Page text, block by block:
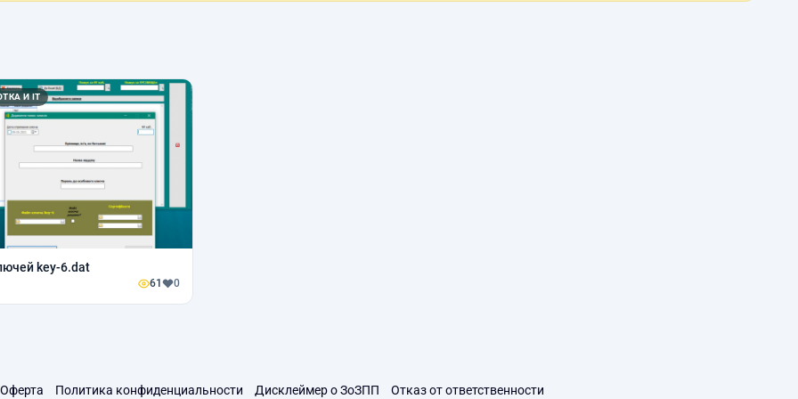
И IT
key-6.dat
61 0
Оферта Политика конфиденциальности Дисклеймер о ЗоЗПП Отказ от ответственности